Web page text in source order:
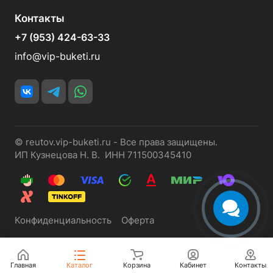
Контакты
+7 (953) 424-63-33
info@vip-buketi.ru
© reutov.vip-buketi.ru - Все права защищены.
ИП Кузнецова Н. В. ИНН 711500345410
Конфиденциальность Оферта
Главная Каталог Корзина Кабинет Контакты